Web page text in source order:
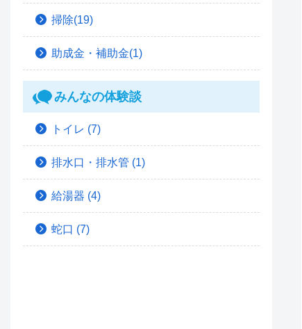
掃除(19)
助成金・補助金(1)
みんなの体験談
トイレ (7)
排水口・排水管 (1)
給湯器 (4)
蛇口 (7)